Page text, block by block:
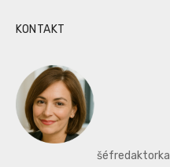
KONTAKT
šéfredaktorka